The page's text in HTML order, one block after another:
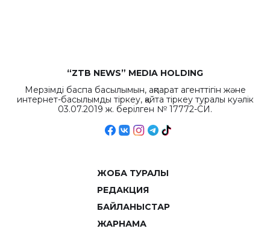
“ZTB NEWS” MEDIA HOLDING
Мерзімді баспа басылымын, ақпарат агенттігін және
интернет-басылымды тіркеу, қайта тіркеу туралы куәлік
03.07.2019 ж. берілген № 17772-СИ.
ЖОБА ТУРАЛЫ
РЕДАКЦИЯ
БАЙЛАНЫСТАР
ЖАРНАМА